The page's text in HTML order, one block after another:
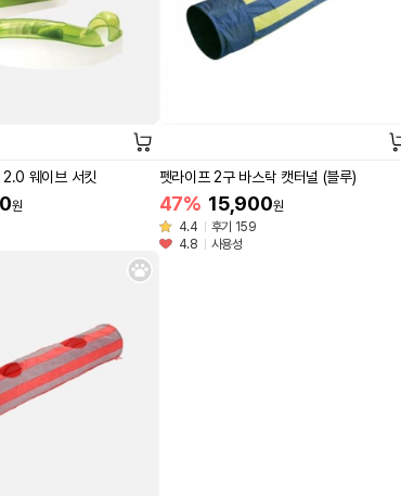
2.0 웨이브 서킷
원
펫라이프 2구 바스락 캣터널 (블루)
47% 15,900원
4.4
후기 159
4.8
사용성